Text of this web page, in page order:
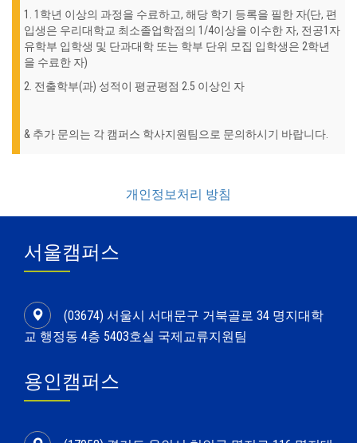
1. 1학년 이상의 과정을 수료하고, 해당 학기 등록을 필한 자(단, 편
입생은 우리대학교 최소졸업학점의 1/4이상을 이수한 자, 전공1자
유학부 입학생 및 단과대학 또는 학부 단위 모집 입학생은 2학년
을 수료한 자)
2. 전출학부(과) 성적이 평균평점 2.5 이상인 자
& 추가 문의는 각 캠퍼스 학사지원팀으로 문의하시기 바랍니다.
개인정보처리 방침
서울캠퍼스
(03674) 서울시 서대문구 거북골로 34 명지대학
교 행정동 4층 5403호실 국제교류지원팀
용인캠퍼스